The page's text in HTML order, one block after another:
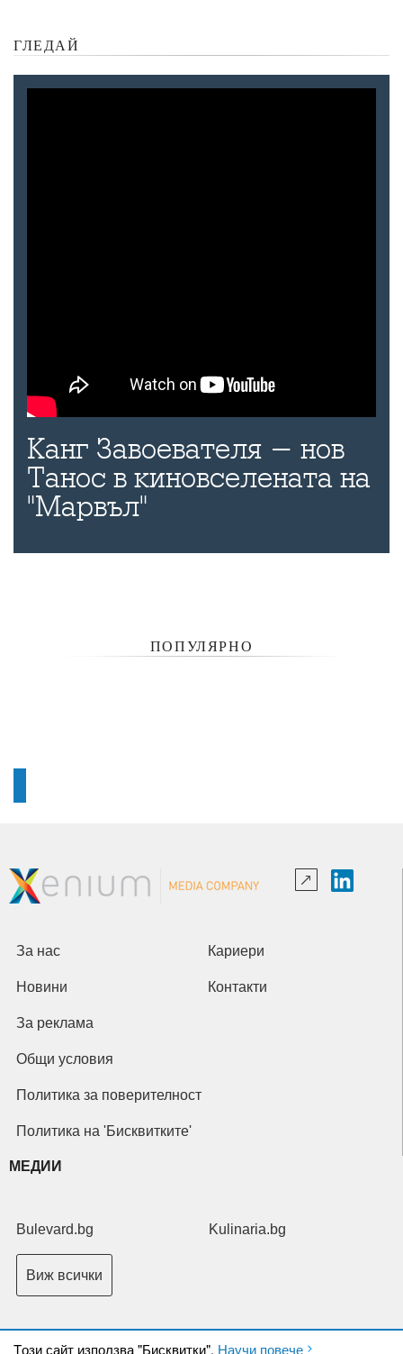
ГЛЕДАЙ
Канг Завоевателя - нов
Танос в киновселената на
"Марвъл"
ПОПУЛЯРНО
Tози сайт използва "Бисквитки". Научи повече
За нас Кариери
Новини Контакти
За реклама
Общи условия
Политика за поверителност
Политика на 'Бисквитките'
МЕДИИ
Bulevard.bg Kulinaria.bg
Виж всички